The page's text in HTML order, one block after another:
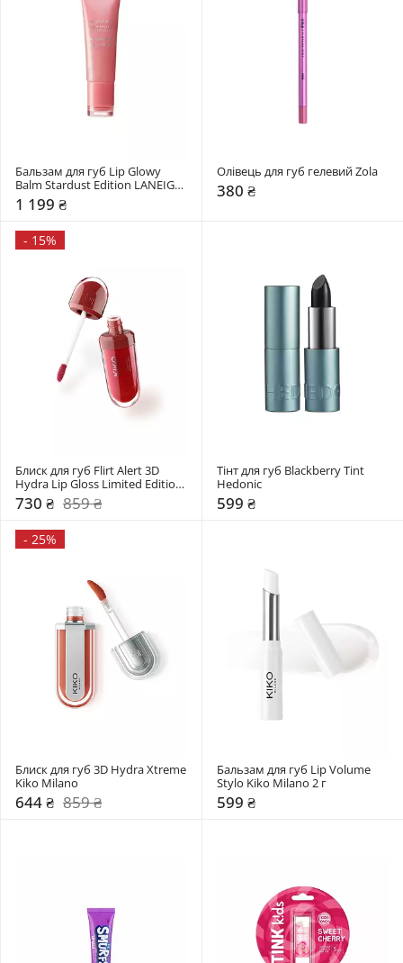
Бальзам для губ Lip Glowy
Balm Stardust Edition LANEIGE
10 г
1 199 ₴
Олівець для губ гелевий Zola
380 ₴
- 15%
Блиск для губ Flirt Alert 3D
Hydra Lip Gloss Limited Edition
Kiko Milano
730 ₴ 859 ₴
Тінт для губ Blackberry Tint
Hedonic
599 ₴
- 25%
Блиск для губ 3D Hydra Xtreme
Kiko Milano
644 ₴ 859 ₴
Бальзам для губ Lip Volume
Stylo Kiko Milano 2 г
599 ₴